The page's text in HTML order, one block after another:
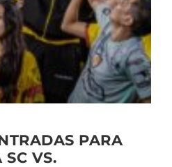
PARA
SC VS.